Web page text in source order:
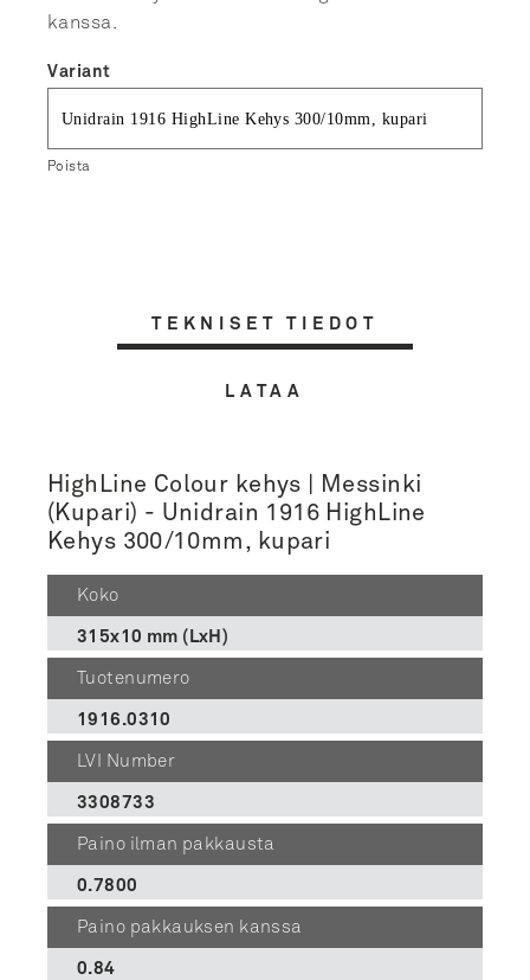
kanssa.
Variant
Poista
TEKNISET TIEDOT
LATAA
HighLine Colour kehys | Messinki
(Kupari) - Unidrain 1916 HighLine
Kehys 300/10mm, kupari
Koko
315x10 mm (LxH)
Tuotenumero
1916.0310
LVI Number
3308733
Paino ilman pakkausta
0.7800
Paino pakkauksen kanssa
0.84